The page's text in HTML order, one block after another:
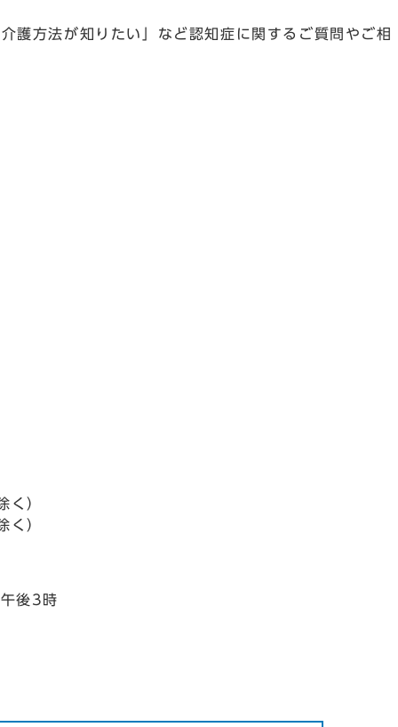
方法が知りたい」など認知症に関するご質問やご相
く）
く）
後3時